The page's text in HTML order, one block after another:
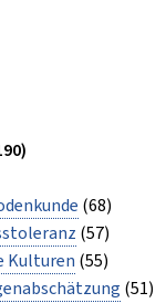
(68)
(57)
Kulturen (55)
(51)